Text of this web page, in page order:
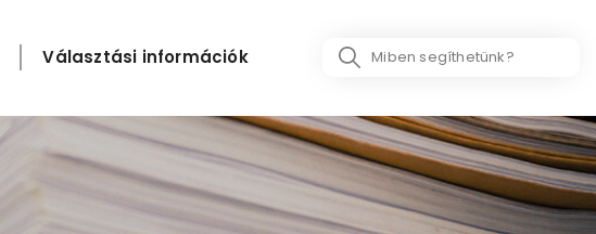
Választási információk
Search